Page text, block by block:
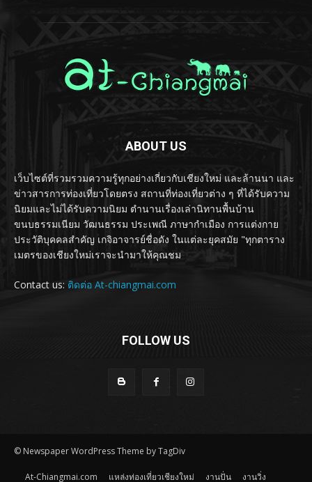
ABOUT US
เว็บไซต์ที่รวมรวมความรู้ทุกอย่างเกี่ยวกับเชียงใหม่ และล้านนา และ
ข่าวสารการท่องเที่ยวโดยตรง สถานที่ท่องเที่ยวต่าง ๆ ที่ได้รับความ
นิยมและไม่ได้รับความนิยม ตำนานเรื่องเล่านิทานพื้นบ้าน
ขนบธรรมเนียม วัฒนธรรม ประเพณี ภาษากำเมือง การแต่งกาย
ประวัติบุคคลสำคัญ เกจิอาจารย์ชื่อดัง ในแต่ละยุคสมัย "ทุกตาราง
เมตรของเชียงใหม่เราจะนำมาให้คุณชม
Contact us: ติดต่อ At-chiangmai.com
FOLLOW US
© Newspaper WordPress Theme by TagDiv
At-Chiangmai.com แหล่งท่องเที่ยวเชียงใหม่ งานปั่น งานวิ่ง